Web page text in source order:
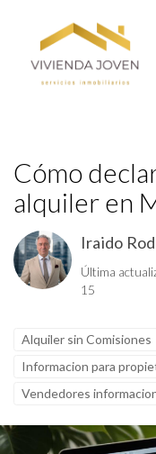
Cómo
alquiler en
Iraido
Última
15
Alquiler sin Comisiones
Informacion para
Vendedores